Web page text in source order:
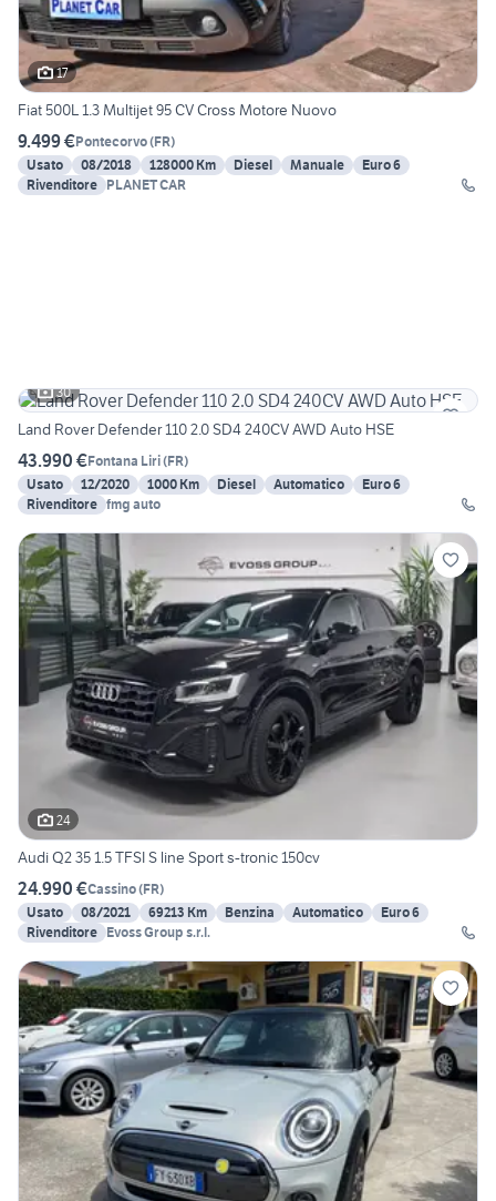
17
Fiat 500L 1.3 Multijet 95 CV Cross Motore Nuovo
9.499 €Pontecorvo(FR)
Usato
08/2018 128000 Km Diesel Manuale
Euro 6
Rivenditore PLANET CAR
30
Land Rover Defender 110 2.0 SD4 240CV AWD Auto HSE
43.990 €Fontana Liri(FR)
Usato
12/2020 1000 Km Diesel Automatico
Euro 6
Rivenditore fmg auto
24
Audi Q2 35 1.5 TFSI S line Sport s-tronic 150cv
24.990 €Cassino(FR)
Usato
08/2021 69213 Km Benzina Automatico
Euro 6
Rivenditore Evoss Group s.r.l.